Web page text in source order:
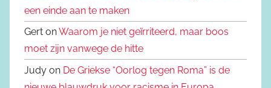
een einde aan te maken
Gert onWaarom je niet geïrriteerd, maar boos
moet zijn vanwege de hitte
Judy on De Griekse “Oorlog tegen Roma” is de